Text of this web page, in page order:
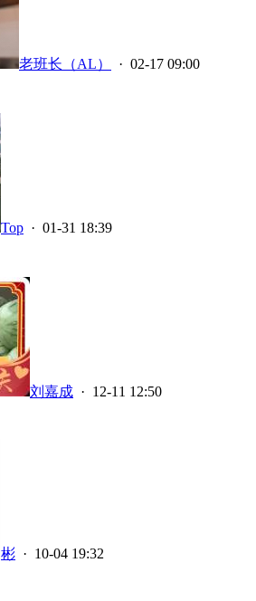
老班长（AL）
· 02-17 09:00
Top · 01-31 18:39
刘嘉成 · 12-11 12:50
彬 · 10-04 19:32